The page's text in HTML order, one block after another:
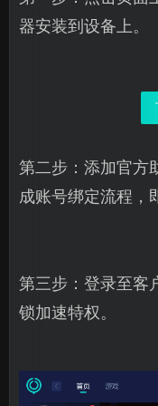
器安装到设备上。
第二步：添加官方
成账号绑定流程，
第三步：登录至客
锁加速特权。